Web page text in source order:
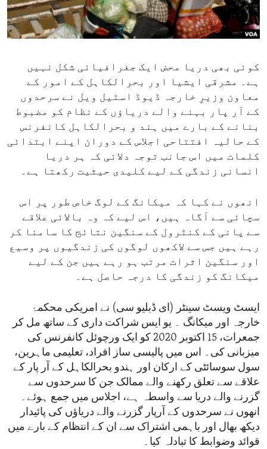
ENVIRONMENT AND HEALTH
IDEALS AND INSTITUTIONS
کوئی بھی دریا محض ایک جغرافیائی شکل نہیں
ہے۔ مشرقی ایشیا اور بحرالکاہل کے امور کے
معاون وزیرِ خارجہ ڈیوڈ اسٹیل ویل نے سرحدوں
کے آر پار بہنے والے دریاؤں کے نظام کو مضبوط
بنانے کے بارے میں ہند و بحرالکاہل کانفرنس
کے حالیہ افتتاحی اجلاس کے دوران اپنے ابتدائی
کلمات میں اس جانب توجہ دلائی کہ ہر دریا
انسانی زندگی کے لیے کلیدی حیثیت رکھتا ہے۔
انھوں نے کہا کہ میکانگ کے لوگ خاص طور پر اس
سچائی سے آگاہ ہیں، اس لیے کہ وہ بالائی علاقے
سے پانی کے کنٹرول کے سنگین نتائج کا سامنا کر
رہے ہیں جس سے لاکھوں لوگوں کی زندگیوں پر وسیع
اور سنگین اثرات مرتب ہو رہے ہیں جن کے لیے
میکانگ کو زندگی کا درجہ حاصل ہے۔
ایسٹ ویسٹ سینٹر (ای ڈبلیو سی) نے امریکی محکمۂ
خارجہ اور میکانگ ۔ یو ایس شراکت داری کے ساتھ مل کر
جمعرات، 15 اکتوبر 2020 کو ایک ورچوئل کانفرنس کی
میزبانی کی۔ اس میں پالیسی ساز افراد، تعلیمی ماہرین،
سول سوسائٹی کے ارکان اور ہندو بحرالکاہل کے آر پار کے
علاقے سے تعلق رکھنے والے ممالک جن کا سرحدوں سے
گزرنے والے دریا سے واسطہ ہے، اجلاس میں جمع ہوئے۔
انھوں نے سرحدوں کے آرپار گزرنے والے دریاؤں کی پائیدار
دیکھ بھال اور باہمی اشتراک سے ان کے انتظام کے بارے میں
قوائد وضوابط کا تبادلہ کیا۔